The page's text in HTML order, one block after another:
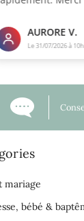
mariage
bébé &